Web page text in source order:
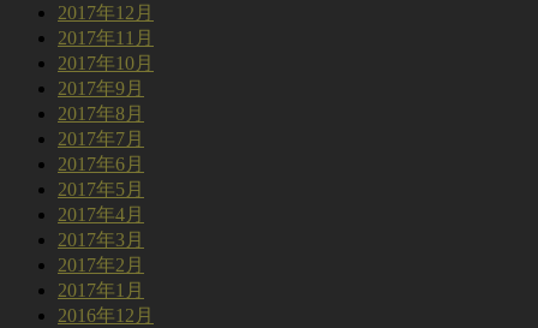
2017年12月
2017年11月
2017年10月
2017年9月
2017年8月
2017年7月
2017年6月
2017年5月
2017年4月
2017年3月
2017年2月
2017年1月
2016年12月